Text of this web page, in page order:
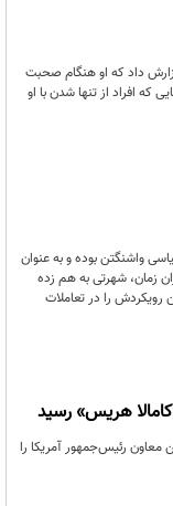
داد که او هنگام صحبت
که افراد از تنها شدن با او
واشنگتن بوده و به عنوان
زمان، شهرتی به هم زده
رویکردش را در تعاملات
هریس» رسید
معاون رئیس‌جمهور آمریکا را